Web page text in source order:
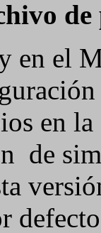
en el
en
de